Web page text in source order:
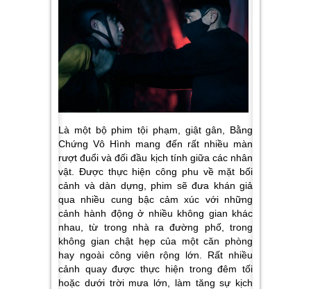
Là một bộ phim tội phạm, giật gân, Bằng
Chứng Vô Hình mang đến rất nhiều màn
rượt đuổi và đối đầu kịch tính giữa các nhân
vật. Được thực hiện công phu về mặt bối
cảnh và dàn dựng, phim sẽ đưa khán giả
qua nhiều cung bậc cảm xúc với những
cảnh hành động ở nhiều không gian khác
nhau, từ trong nhà ra đường phố, trong
không gian chật hẹp của một căn phòng
hay ngoài công viên rộng lớn. Rất nhiều
cảnh quay được thực hiện trong đêm tối
hoặc dưới trời mưa lớn, làm tăng sự kịch